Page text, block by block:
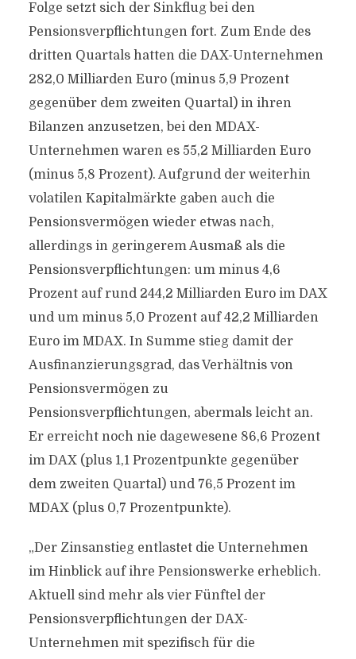
Folge setzt sich der Sinkflug bei den
Pensionsverpflichtungen fort. Zum Ende des
dritten Quartals hatten die DAX-Unternehmen
282,0 Milliarden Euro (minus 5,9 Prozent
gegenüber dem zweiten Quartal) in ihren
Bilanzen anzusetzen, bei den MDAX-
Unternehmen waren es 55,2 Milliarden Euro
(minus 5,8 Prozent). Aufgrund der weiterhin
volatilen Kapitalmärkte gaben auch die
Pensionsvermögen wieder etwas nach,
allerdings in geringerem Ausmaß als die
Pensionsverpflichtungen: um minus 4,6
Prozent auf rund 244,2 Milliarden Euro im DAX
und um minus 5,0 Prozent auf 42,2 Milliarden
Euro im MDAX. In Summe stieg damit der
Ausfinanzierungsgrad, das Verhältnis von
Pensionsvermögen zu
Pensionsverpflichtungen, abermals leicht an.
Er erreicht noch nie dagewesene 86,6 Prozent
im DAX (plus 1,1 Prozentpunkte gegenüber
dem zweiten Quartal) und 76,5 Prozent im
MDAX (plus 0,7 Prozentpunkte).
„Der Zinsanstieg entlastet die Unternehmen
im Hinblick auf ihre Pensionswerke erheblich.
Aktuell sind mehr als vier Fünftel der
Pensionsverpflichtungen der DAX-
Unternehmen mit spezifisch für die